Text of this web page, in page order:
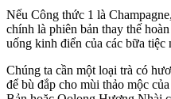
Nếu Công thức 1 là
chính là phiên bản thay thế
uống kinh điển của các bữa tiệc
Chúng ta cần một loại trà có
để bù đắp cho mùi thảo mộc